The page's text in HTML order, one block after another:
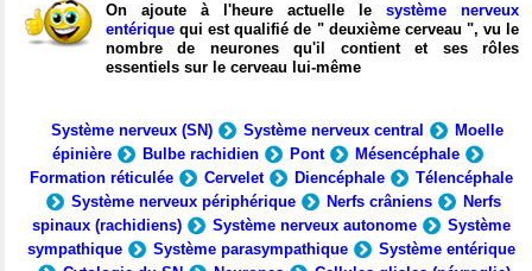
On ajoute à l'heure actuelle le système nerveux
entérique qui est qualifié de " deuxième cerveau ", vu le
nombre de neurones qu'il contient et ses rôles
essentiels sur le cerveau lui-même
Système nerveux (SN) Système nerveux central
Moelle
épinière
Bulbe rachidien Pont
Mésencéphale
Formation réticulée
Cervelet Diencéphale
Télencéphale
Système nerveux périphérique
Nerfs crâniens
Nerfs
spinaux (rachidiens)
Système nerveux autonome
Système
sympathique
Système parasympathique
Système entérique